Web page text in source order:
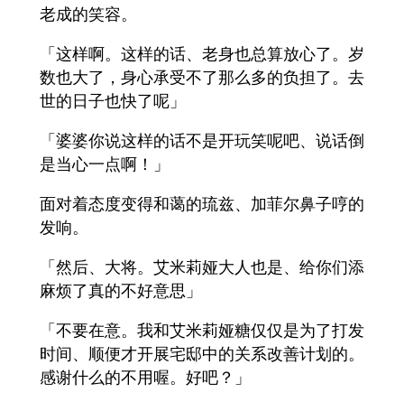
老成的笑容。
「这样啊。这样的话、老身也总算放心了。岁
数也大了，身心承受不了那么多的负担了。去
世的日子也快了呢」
「婆婆你说这样的话不是开玩笑呢吧、说话倒
是当心一点啊！」
面对着态度变得和蔼的琉兹、加菲尔鼻子哼的
发响。
「然后、大将。艾米莉娅大人也是、给你们添
麻烦了真的不好意思」
「不要在意。我和艾米莉娅糖仅仅是为了打发
时间、顺便才开展宅邸中的关系改善计划的。
感谢什么的不用喔。好吧？」